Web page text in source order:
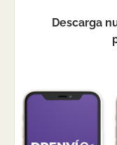
Descarga